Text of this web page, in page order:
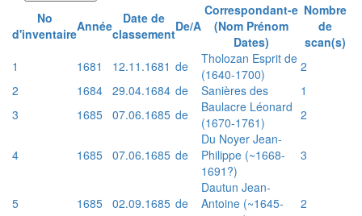
No
d'inventaireAnnée
Date de
classementDe/A
Correspondant-e
(Nom Prénom
Dates)
Nombre
de
scan(s)
1
1681 12.11.1681 de
Tholozan Esprit de
(1640-1700)
2
2
1684 29.04.1684 de Sanières des
1
3
1685 07.06.1685 de
Baulacre Léonard
(1670-1761)
2
4 1685 07.06.1685 de
Du Noyer Jean-
Philippe (~1668-
1691?)
3
5 1685 02.09.1685 de
Dautun Jean-
Antoine (~1645-
2